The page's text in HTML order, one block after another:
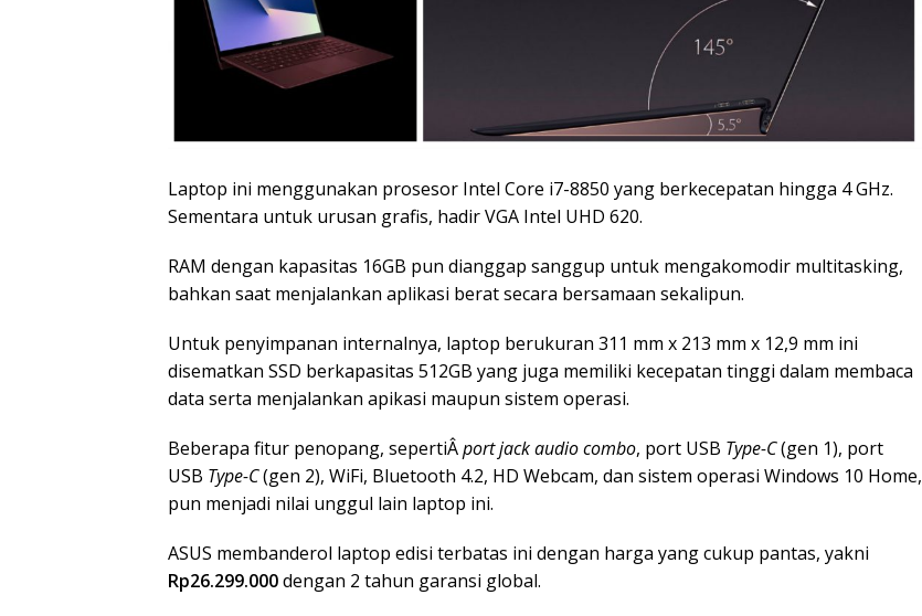
Laptop ini menggunakan prosesor Intel Core i7-8850 yang berkecepatan hingga 4 GHz.
Sementara untuk urusan grafis, hadir VGA Intel UHD 620.
RAM dengan kapasitas 16GB pun dianggap sanggup untuk mengakomodir multitasking,
bahkan saat menjalankan aplikasi berat secara bersamaan sekalipun.
Untuk penyimpanan internalnya, laptop berukuran 311 mm x 213 mm x 12,9 mm ini
disematkan SSD berkapasitas 512GB yang juga memiliki kecepatan tinggi dalam membaca
data serta menjalankan apikasi maupun sistem operasi.
Beberapa fitur penopang, sepertiÂport jack audio combo, port USB Type-C(gen 1), port
USB Type-C(gen 2), WiFi, Bluetooth 4.2, HD Webcam, dan sistem operasi Windows 10 Home,
pun menjadi nilai unggul lain laptop ini.
ASUS membanderol laptop edisi terbatas ini dengan harga yang cukup pantas, yakni
Rp26.299.000dengan 2 tahun garansi global.